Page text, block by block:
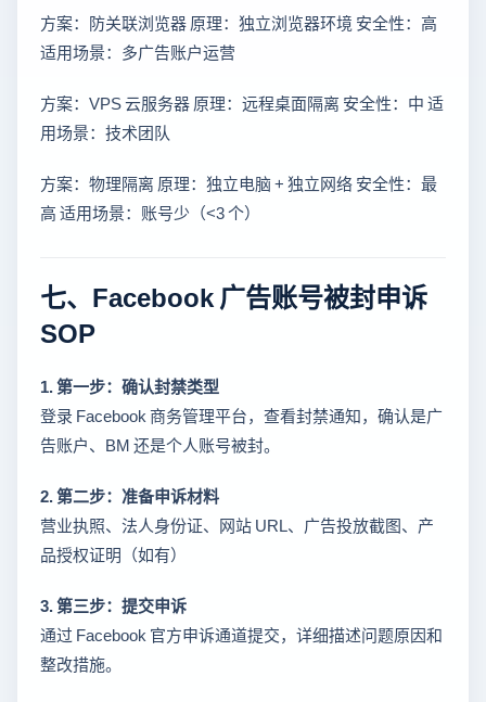
方案：防关联浏览器 原理：独立浏览器环境 安全性：高
适用场景：多广告账户运营
方案：VPS 云服务器 原理：远程桌面隔离 安全性：中 适
用场景：技术团队
方案：物理隔离 原理：独立电脑 + 独立网络 安全性：最
高 适用场景：账号少（<3 个）
七、Facebook 广告账号被封申诉
SOP
1. 第一步：确认封禁类型
登录 Facebook 商务管理平台，查看封禁通知，确认是广
告账户、BM 还是个人账号被封。
2. 第二步：准备申诉材料
营业执照、法人身份证、网站 URL、广告投放截图、产
品授权证明（如有）
3. 第三步：提交申诉
通过 Facebook 官方申诉通道提交，详细描述问题原因和
整改措施。